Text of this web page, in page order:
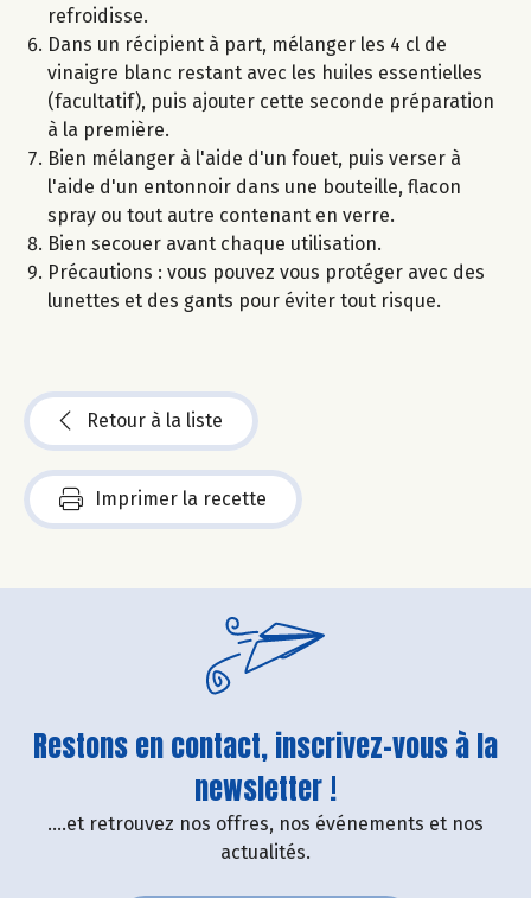
refroidisse.
Dans un récipient à part, mélanger les 4 cl de
vinaigre blanc restant avec les huiles essentielles
(facultatif), puis ajouter cette seconde préparation
à la première.
Bien mélanger à l'aide d'un fouet, puis verser à
l'aide d'un entonnoir dans une bouteille, flacon
spray ou tout autre contenant en verre.
Bien secouer avant chaque utilisation.
Précautions : vous pouvez vous protéger avec des
lunettes et des gants pour éviter tout risque.
Retour à la liste
Imprimer la recette
Restons en contact, inscrivez-vous à la
newsletter !
....et retrouvez nos offres, nos événements et nos
actualités.